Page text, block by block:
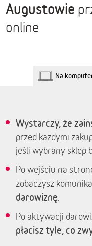
Augustowie
online
Na
Wystarczy, że
przed każdymi
jeśli wybrany sklep
Po wejściu na
zobaczysz
darowiznę
Po aktywacji
płacisz tyle, co